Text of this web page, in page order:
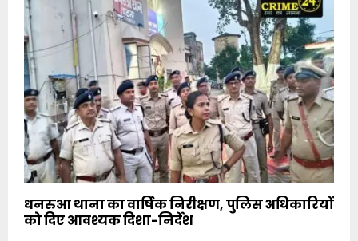
धनरुआ थाना का वार्षिक निरीक्षण, पुलिस अधिकारियों
को दिए आवश्यक दिशा-निर्देश